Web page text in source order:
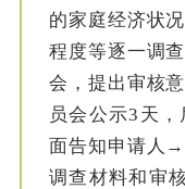
的家庭经济状
程度等逐一调
会，提出审核
员会公示3天
面告知申请人
调查材料和审